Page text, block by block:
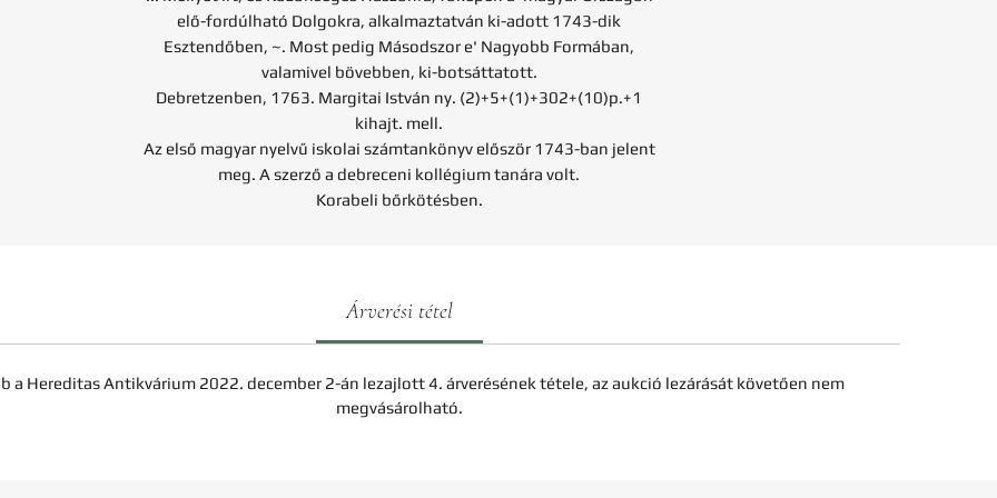
elő-fordúlható Dolgokra, alkalmaztatván ki-adott 1743-dik
Esztendőben, ~. Most pedig Másodszor e' Nagyobb Formában,
valamivel bövebben, ki-botsáttatott.
Debretzenben, 1763. Margitai István ny. (2)+5+(1)+302+(10)p.+1
kihajt. mell.
Az első magyar nyelvű iskolai számtankönyv először 1743-ban jelent
meg. A szerző a debreceni kollégium tanára volt.
Korabeli bőrkötésben.
Árverési tétel
a Hereditas Antikvárium 2022. december 2-án lezajlott 4. árverésének tétele, az aukció lezárását követően nem
megvásárolható.